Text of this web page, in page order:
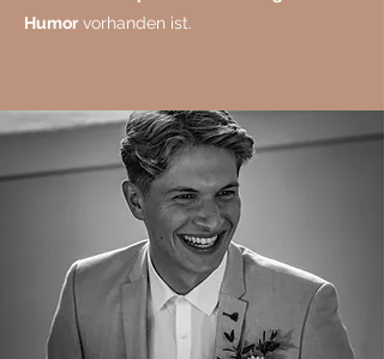
Humorvorhanden ist.